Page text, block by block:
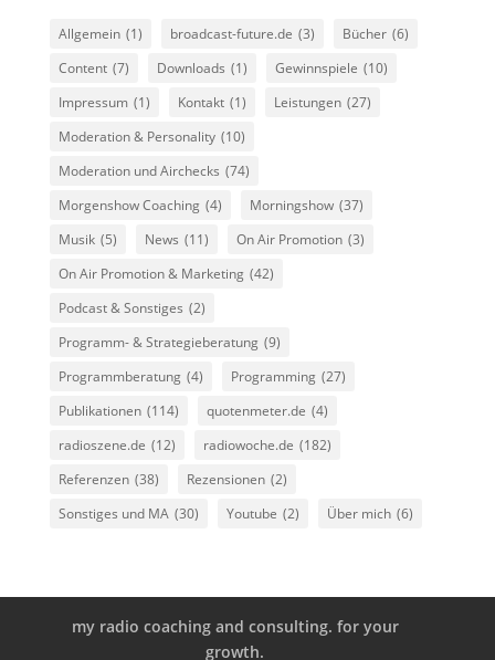
Allgemein (1) broadcast-future.de (3) Bücher (6)
Content (7) Downloads (1) Gewinnspiele (10)
Impressum (1) Kontakt (1) Leistungen (27)
Moderation & Personality (10)
Moderation und Airchecks (74)
Morgenshow Coaching (4) Morningshow (37)
Musik (5) News (11) On Air Promotion (3)
On Air Promotion & Marketing (42)
Podcast & Sonstiges (2)
Programm- & Strategieberatung (9)
Programmberatung (4) Programming (27)
Publikationen (114) quotenmeter.de (4)
radioszene.de (12) radiowoche.de (182)
Referenzen (38) Rezensionen (2)
Sonstiges und MA (30) Youtube (2) Über mich (6)
my radio coaching and consulting. for your
growth.